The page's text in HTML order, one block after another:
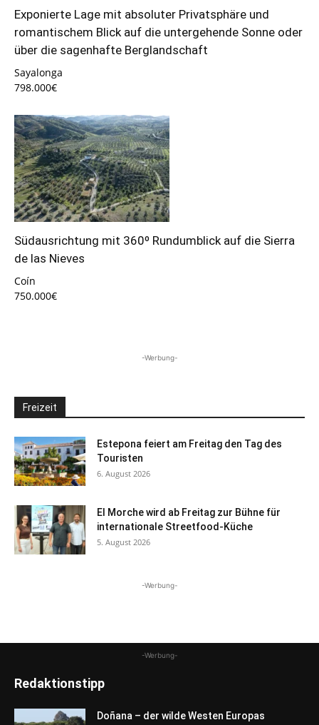
Exponierte Lage mit absoluter Privatsphäre und
romantischem Blick auf die untergehende Sonne oder
über die sagenhafte Berglandschaft
Sayalonga
798.000€
Südausrichtung mit 360º Rundumblick auf die Sierra
de las Nieves
Coín
750.000€
-Werbung-
Freizeit
Estepona feiert am Freitag den Tag des
Touristen
6. August 2026
El Morche wird ab Freitag zur Bühne für
internationale Streetfood-Küche
5. August 2026
-Werbung-
-Werbung-
Redaktionstipp
Doñana – der wilde Westen Europas